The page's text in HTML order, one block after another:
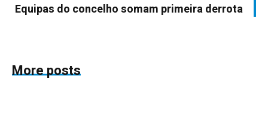
Equipas do concelho somam primeira derrota
More posts